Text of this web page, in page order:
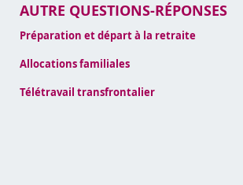
AUTRE QUESTIONS-RÉPONSES
Préparation et départ à la retraite
Allocations familiales
Télétravail transfrontalier